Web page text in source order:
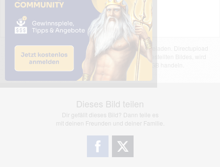
Das dargestellte Bild wurde von einem Nutzer hochgeladen. Directupload
übernimmt keinerlei Haftung für den Inhalt des dargestellten Bildes, wird
jedoch bei Verstößen nach §2(3) unserer AGB handeln.
Dieses Bild teilen
Dir gefällt dieses Bild? Dann teile es
mit deinen Freunden und deiner Familie.